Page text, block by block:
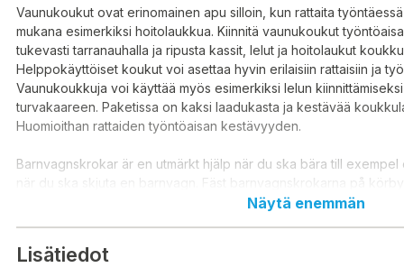
Vaunukoukut ovat erinomainen apu silloin, kun rattaita
mukana esimerkiksi hoitolaukkua. Kiinnitä vaunukoukut
tukevasti tarranauhalla ja ripusta kassit, lelut ja hoitolaukut
Helppokäyttöiset koukut voi asettaa hyvin erilaisiin rattaisiin ja
Vaunukoukkuja voi käyttää myös esimerkiksi lelun
turvakaareen. Paketissa on kaksi laadukasta ja kestävää
Huomioithan rattaiden työntöaisan kestävyyden.
Barnvagnskrokar är en utmärkt hjälp när du ska bära till exempel
när du ska skjuta en barnvagn. Fäst barnvagnskrokarna på
stadigt med kardborreband och häng väskor, leksaker och
på säkerhetsbygeln på en barnvagn. Paketet innehåller två
Näytä enemmän
Lisätiedot